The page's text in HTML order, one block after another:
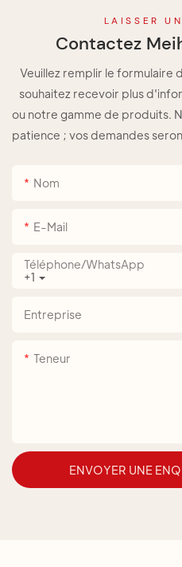
LAISSER
Contactez
Veuillez remplir le formulaire
souhaitez recevoir plus
ou notre gamme de produits.
patience ; vos demandes
Nom
E-Mail
+1
Téléphone/WhatsApp
Entreprise
Teneur
ENVOYER UNE